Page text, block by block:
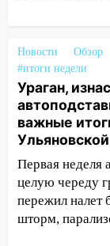
20:10
Во
Волге
19:55 В
17:15 В
готов, ещё
17:00
урагана 8
Новости Обзор
#итоги недели
Ураган,
важные
Первая неделя
целую череду
пережил налет
шторм,